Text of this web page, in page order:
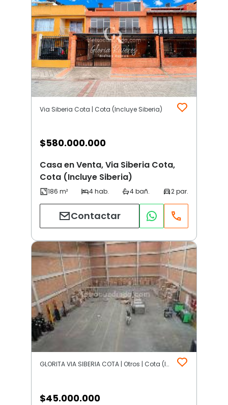
Via Siberia Cota | Cota (Incluye Siberia)
$580.000.000
Casa en Venta, Via Siberia Cota,
Cota (Incluye Siberia)
Contactar
GLORITA VIA SIBERIA COTA | Otros | Cota (Incluye Siberia)
$45.000.000